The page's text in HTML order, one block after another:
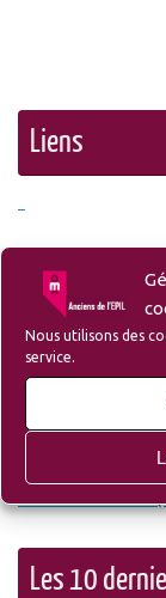
Nous utilisons des
service.
Liens
– Liste des
– Site du Groupe
Les 10